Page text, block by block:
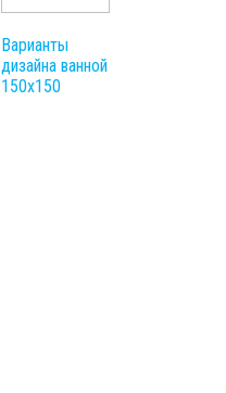
Варианты
дизайна ванной
150х150